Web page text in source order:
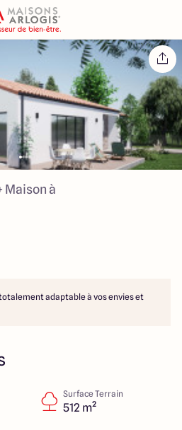
4.7
Maison à
adaptable à vos envies et
Surface Terrain
512 m²